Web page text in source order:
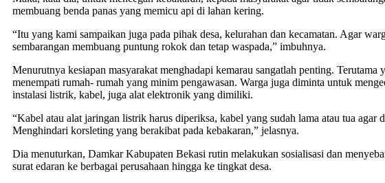
membuang benda panas yang memicu api di lahan kering.
“Itu yang kami sampaikan juga pada pihak desa, kelurahan dan kecamatan. Agar
sembarangan membuang puntung rokok dan tetap waspada,” imbuhnya.
Menurutnya kesiapan masyarakat menghadapi kemarau sangatlah penting. Terutama
menempati rumah- rumah yang minim pengawasan. Warga juga diminta untuk
instalasi listrik, kabel, juga alat elektronik yang dimiliki.
“Kabel atau alat jaringan listrik harus diperiksa, kabel yang sudah lama atau tua agar
Menghindari korsleting yang berakibat pada kebakaran,” jelasnya.
Dia menuturkan, Damkar Kabupaten Bekasi rutin melakukan sosialisasi dan
surat edaran ke berbagai perusahaan hingga ke tingkat desa.